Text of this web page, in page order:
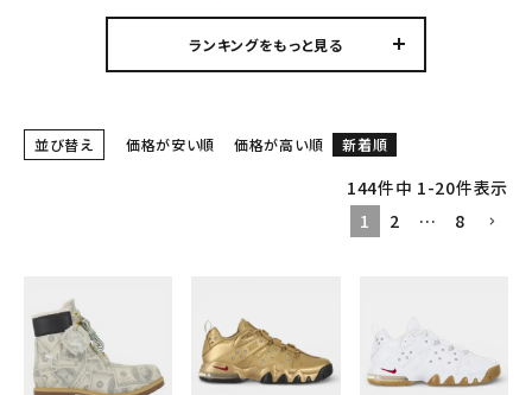
スニーカー・ブーツ
パンツ・ショーツ
CONTENTS
ク 黒
ランキングをもっと見る
並び替え 価格が安い順 価格が高い順 新着順
144件中 1-20件表示
1
2 … 8